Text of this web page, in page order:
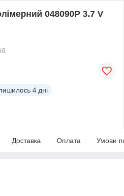
048090P 3.7 V
4 дні
Доставка Оплата Умови